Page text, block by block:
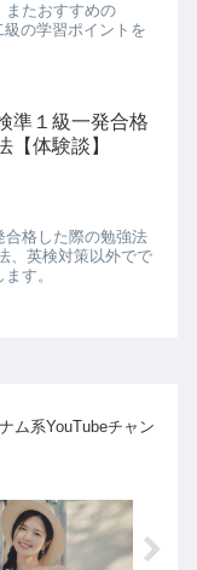
またおすすめの
の学習ポイントを
準１級一発合格
【体験談】
合格した際の勉強法
、英検対策以外でで
す。
ム系YouTubeチャン